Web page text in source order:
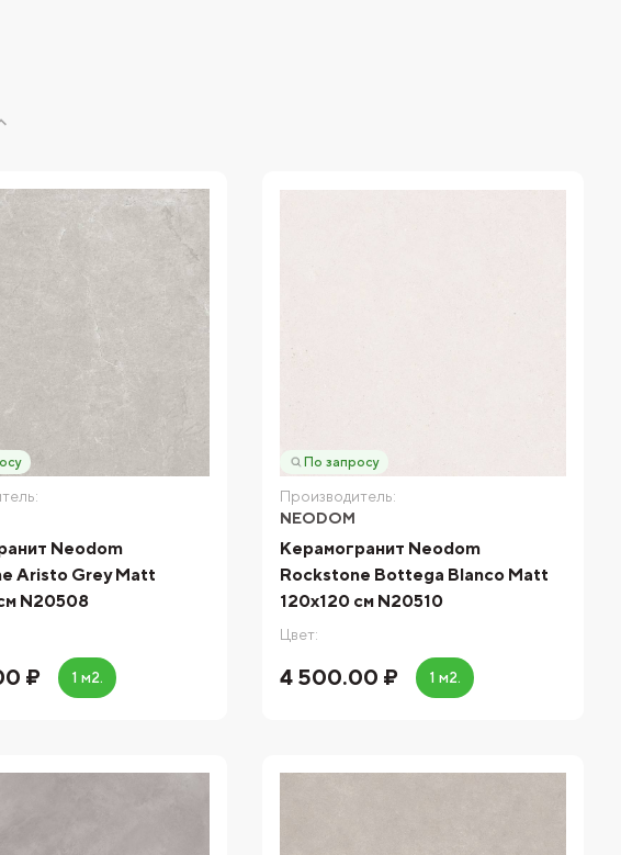
Neodom
Aristo Grey Matt
N20508
₽ 1 м2.
По запросу
Производитель:
NEODOM
Керамогранит Neodom
Rockstone Bottega Blanco Matt
120x120 см N20510
Цвет:
4 500.00 ₽ 1 м2.